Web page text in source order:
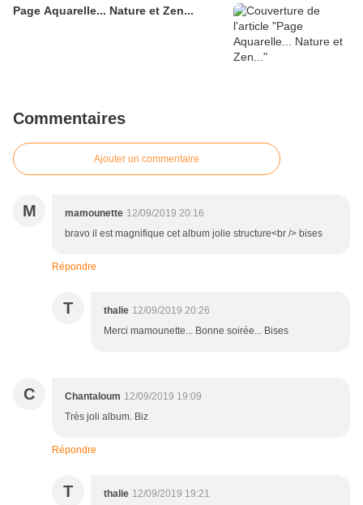
Page Aquarelle... Nature et Zen...
Commentaires
Ajouter un commentaire
M mamounette 12/09/2019 20:16
bravo il est magnifique cet album jolie structure<br /> bises
Répondre
T thalie 12/09/2019 20:26
Merci mamounette... Bonne soirée... Bises
C Chantaloum 12/09/2019 19:09
Très joli album. Biz
Répondre
T thalie 12/09/2019 19:21